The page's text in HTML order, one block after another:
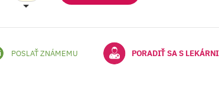
POSLAŤ ZNÁMEMU PORADIŤ SA S